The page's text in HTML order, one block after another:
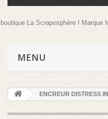
La Scraposphère ! Marque
MENU
ENCREUR DISTRESS